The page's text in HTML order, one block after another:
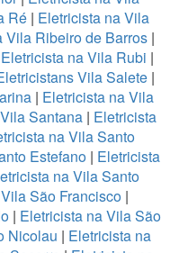
Ré | Eletricista na Vila
Vila Ribeiro de Barros |
Eletricista na Vila Rubi |
Vila Salete|
| Eletricista na Vila
Santana | Eletricista
na Vila Santo
Estefano | Eletricista
na Vila Santo
São Francisco |
| Eletricista na Vila São
Nicolau | Eletricista na